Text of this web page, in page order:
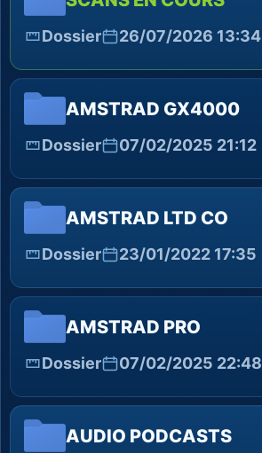
Dossier 26/07/2026 13:34
AMSTRAD GX4000
Dossier 07/02/2025 21:12
AMSTRAD LTD CO
Dossier 23/01/2022 17:35
AMSTRAD PRO
Dossier 07/02/2025 22:48
AUDIO PODCASTS